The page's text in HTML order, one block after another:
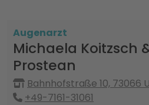
Augenarzt
Michaela Koitzsch
Prostean
Bahnhofstraße 10, 73066
+49-7161-31061